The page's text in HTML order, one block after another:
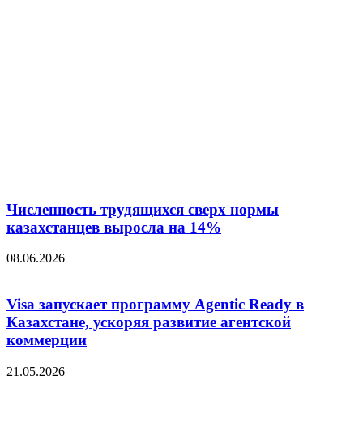
Численность трудящихся сверх нормы
казахстанцев выросла на 14%
08.06.2026
Visa запускает программу Agentic Ready в
Казахстане, ускоряя развитие агентской
коммерции
21.05.2026